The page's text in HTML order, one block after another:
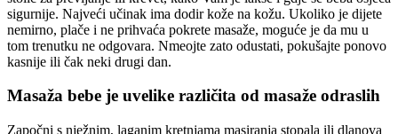
sigurnije. Najveći učinak ima dodir kože na kožu. Ukoliko je dijete
nemirno, plače i ne prihvaća pokrete masaže, moguće je da mu u
tom trenutku ne odgovara. Nmeojte zato odustati, pokušajte ponovo
kasnije ili čak neki drugi dan.
Masaža bebe je uvelike različita od masaže odraslih
Započni s nježnim, laganim kretnjama masiranja stopala ili dlanova